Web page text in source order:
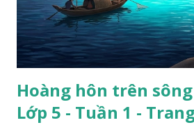
Hoàng hôn trên
Lớp 5 - Tuần 1 -